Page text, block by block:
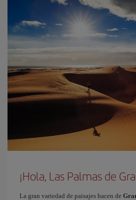
¡Hola, Las Palmas de
La gran variedad de paisajes hacen de